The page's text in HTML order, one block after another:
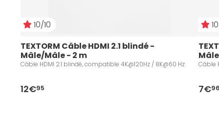
10/10
TEXTORM Câble HDMI 2.1 blindé -
Mâle/Mâle - 2 m
Câble HDMI 2.1 blindé, compatible 4K@120Hz / 8K@60 Hz
12€95
Câble
7€